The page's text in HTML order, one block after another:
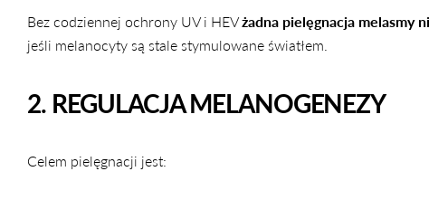
Bez codziennej ochrony UV i HEVżadna pielęgnacja melasmy
jeśli melanocyty są stale stymulowane światłem.
2. REGULACJA MELANOGENEZY
Celem pielęgnacji jest: